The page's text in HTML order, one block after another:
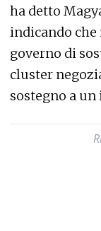
ha detto
indicando che
governo di
cluster
sostegno a un